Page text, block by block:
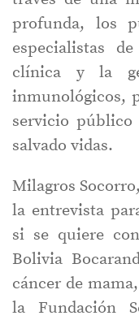
profunda, los
especialistas
clínica y la
inmunológicos,
servicio público
salvado vidas.
Milagros
la entrevista
si se quiere
Bolivia
cáncer de
la Fundación